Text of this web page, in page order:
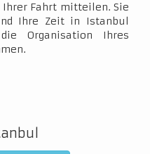
Fahrt mitteilen. Sie
Ihre Zeit in Istanbul
Organisation Ihres